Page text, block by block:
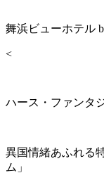
舞浜ビューホテル
<
ハース・ファンタ
異国情緒あふれる
ム」